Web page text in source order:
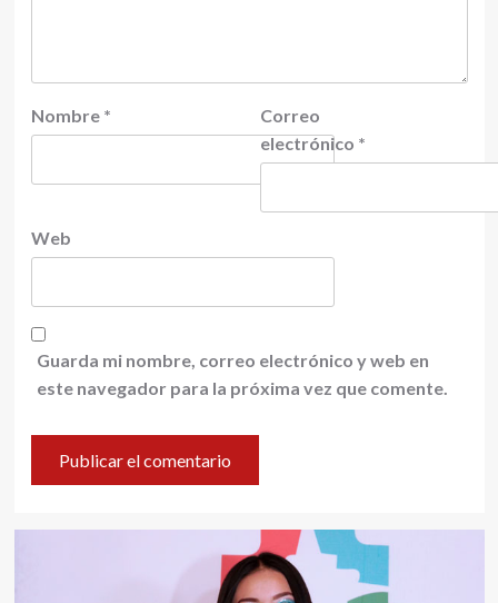
Nombre *
Correo
electrónico *
Web
Guarda mi nombre, correo electrónico y web en
este navegador para la próxima vez que comente.